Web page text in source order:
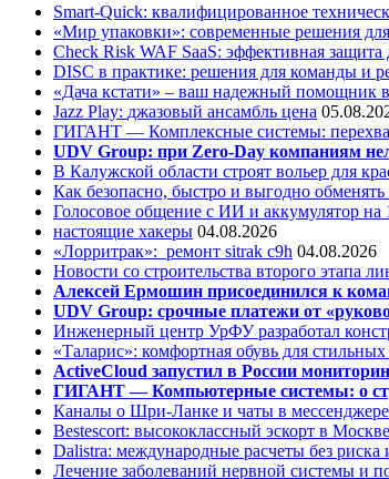
Smart-Quick: квалифицированное
«Мир упаковки»: современные решения
Check Risk WAF SaaS: эффективная защита
DISC в практике: решения для команды и
«Дача кстати» – ваш надежный помощник
Jazz Play: джазовый ансамбль цена
ГИГАНТ — Комплексные системы:
UDV Group: при Zero-Day компаниям
В Калужской области строят вольер для
Как безопасно, быстро и выгодно
Голосовое общение с ИИ и аккумулятор
настоящие хакеры 04.08.2026
«Лорритрак»: ремонт sitrak c9h 04.08.2026
Новости со строительства второго этапа
Алексей Ермошин присоединился к
UDV Group: срочные платежи от
Инженерный центр УрФУ разработал
«Таларис»: комфортная обувь для
ActiveCloud запустил в России
ГИГАНТ — Компьютерные системы: о
Каналы о Шри-Ланке и чаты в
Bestescort: высококлассный эскорт в
Dalistra: международные расчеты без риска
Лечение заболеваний нервной системы и